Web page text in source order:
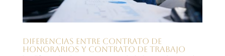
Diferencias entre contrato de
honorarios y contrato de trabajo